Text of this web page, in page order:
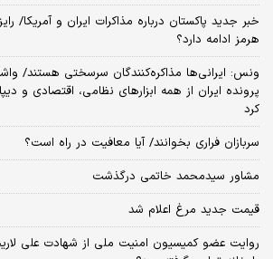
خبر جدید پاکستان درباره مذاکرات ایران و آمریکا/
هرمز ادامه دارد؟
ونس: ایرانی‌ها مذاکره‌کنندگان سرسختی هستند/
پرونده ایران از همه ابزارهای نظامی، اقتصادی و
کرد
سربازان فراری بخوانند/ آیا معافیت در راه است؟
مشاور سیدمحمد خاتمی درگذشت
قیمت جدید مرغ اعلام شد
روایت عضو کمیسیون امنیت ملی از شهادت علی